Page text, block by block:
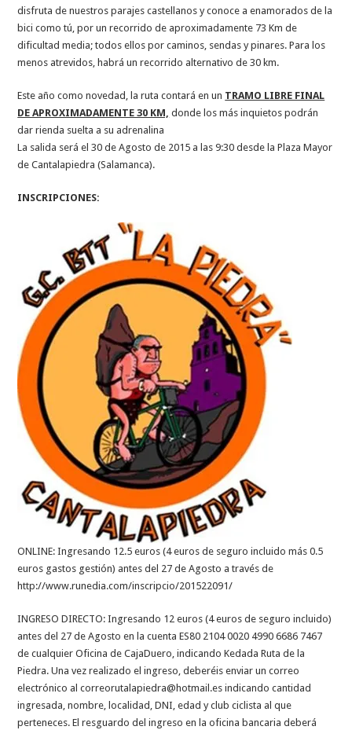
disfruta de nuestros parajes castellanos y conoce a enamorados de la
bici como tú, por un recorrido de aproximadamente 73 Km de
dificultad media; todos ellos por caminos, sendas y pinares. Para los
menos atrevidos, habrá un recorrido alternativo de 30 km.
Este año como novedad, la ruta contará en un TRAMO LIBRE FINAL
DE APROXIMADAMENTE 30 KM, donde los más inquietos podrán
dar rienda suelta a su adrenalina
La salida será el 30 de Agosto de 2015 a las 9:30 desde la Plaza Mayor
de Cantalapiedra (Salamanca).
INSCRIPCIONES:
ONLINE: Ingresando 12.5 euros (4 euros de seguro incluido más 0.5
euros gastos gestión) antes del 27 de Agosto a través de
http://www.runedia.com/inscripcio/201522091/
INGRESO DIRECTO: Ingresando 12 euros (4 euros de seguro incluido)
antes del 27 de Agosto en la cuenta ES80 2104 0020 4990 6686 7467
de cualquier Oficina de CajaDuero, indicando Kedada Ruta de la
Piedra. Una vez realizado el ingreso, deberéis enviar un correo
electrónico alcorreorutalapiedra@hotmail.es indicando cantidad
ingresada, nombre, localidad, DNI, edad y club ciclista al que
perteneces. El resguardo del ingreso en la oficina bancaria deberá